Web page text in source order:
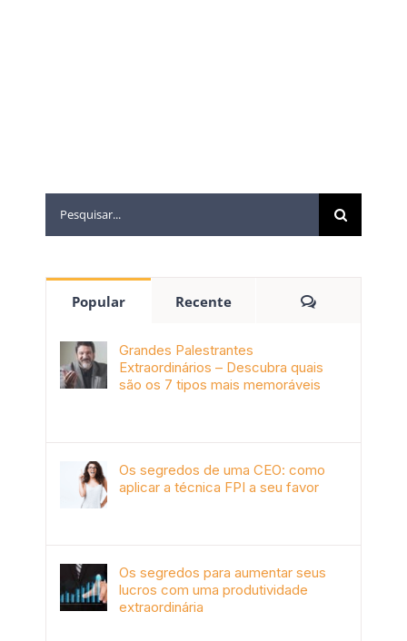
Popular Recente
Grandes Palestrantes
Extraordinários – Descubra quais
são os 7 tipos mais memoráveis
Os segredos de uma CEO: como
aplicar a técnica FPI a seu favor
Os segredos para aumentar seus
lucros com uma produtividade
extraordinária